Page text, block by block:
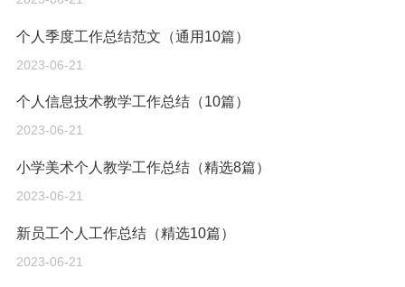
个人季度工作总结范文（通用10篇）
2023-06-21
个人信息技术教学工作总结（10篇）
2023-06-21
小学美术个人教学工作总结（精选8篇）
2023-06-21
新员工个人工作总结（精选10篇）
2023-06-21